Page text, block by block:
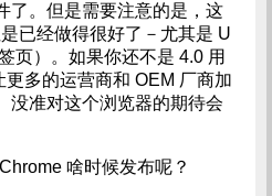
了。但是需要注意的是，这
已经做得很好了－尤其是 U
页）。如果你还不是 4.0 用
更多的运营商和 OEM 厂商加
没准对这个浏览器的期待会
啥时候发布呢？